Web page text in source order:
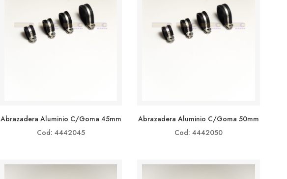
Abrazadera Aluminio C/goma 45mm
Cod: 4442045
Abrazadera Aluminio C/goma 50mm
Cod: 4442050